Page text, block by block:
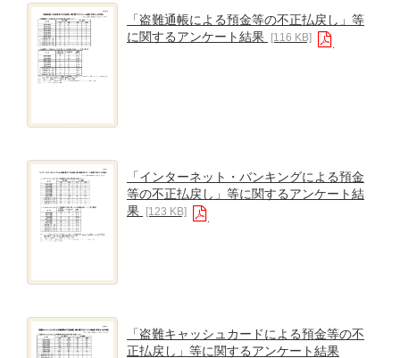
「盗難通帳による預金等の不正払戻し」等
に関するアンケート結果
[116 KB]
「インターネット・バンキングによる預金
等の不正払戻し」等に関するアンケート結
果
[123 KB]
「盗難キャッシュカードによる預金等の不
正払戻し」等に関するアンケート結果